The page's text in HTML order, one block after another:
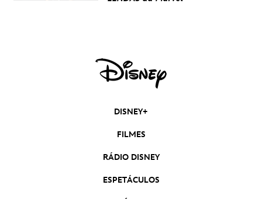
DISNEY+
FILMES
RÁDIO DISNEY
ESPETÁCULOS